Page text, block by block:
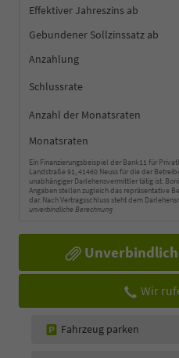
Effektiver Jahreszins
Gebundener Sollzinssatz
Anzahlung
Schlussrate
Anzahl der Monatsraten
Monatsraten
Ein Finanzierungsbeispiel der Bank11 für
Landstraße 91, 41460 Neuss für die der
unabhängiger Darlehensvermittler tätig ist.
Angaben stellen zugleich das repräsentative
dar. Nach Vertragsschluss steht dem
unverbindliche Berechnung
Wir
Fahrzeug parken